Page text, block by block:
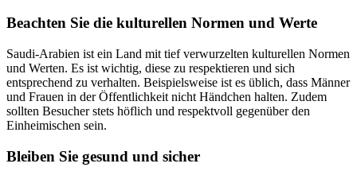
Beachten Sie die kulturellen Normen und Werte
Saudi-Arabien ist ein Land mit tief verwurzelten kulturellen Normen
und Werten. Es ist wichtig, diese zu respektieren und sich
entsprechend zu verhalten. Beispielsweise ist es üblich, dass Männer
und Frauen in der Öffentlichkeit nicht Händchen halten. Zudem
sollten Besucher stets höflich und respektvoll gegenüber den
Einheimischen sein.
Bleiben Sie gesund und sicher